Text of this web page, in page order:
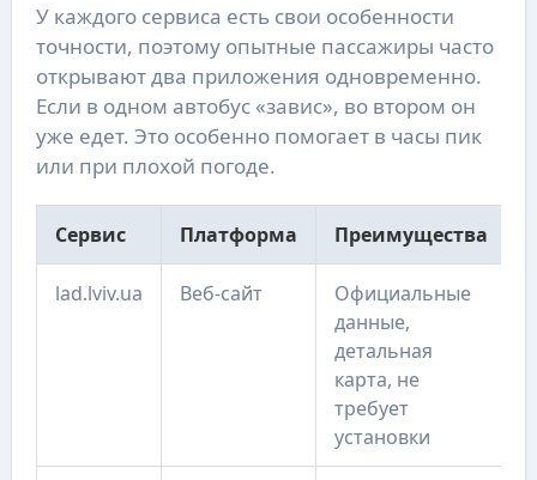
У каждого сервиса есть свои особенности
точности, поэтому опытные пассажиры часто
открывают два приложения одновременно.
Если в одном автобус «завис», во втором он
уже едет. Это особенно помогает в часы пик
или при плохой погоде.
Сервис Платформа Преимущества
lad.lviv.ua Веб-сайт
Официальные
данные,
детальная
карта, не
требует
установки